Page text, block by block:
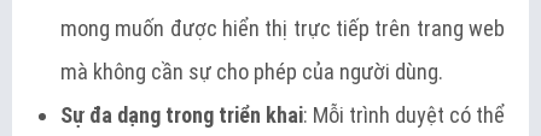
mong muốn được hiển thị trực tiếp trên trang web
mà không cần sự cho phép của người dùng.
Sự đa dạng trong triển khai: Mỗi trình duyệt có thể